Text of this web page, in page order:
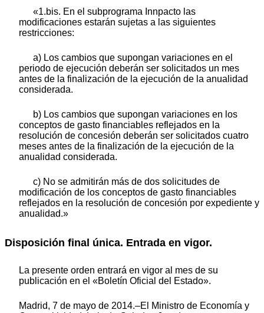
«1.bis. En el subprograma Innpacto las
modificaciones estarán sujetas a las siguientes
restricciones:
a) Los cambios que supongan variaciones en el
periodo de ejecución deberán ser solicitados un mes
antes de la finalización de la ejecución de la anualidad
considerada.
b) Los cambios que supongan variaciones en los
conceptos de gasto financiables reflejados en la
resolución de concesión deberán ser solicitados cuatro
meses antes de la finalización de la ejecución de la
anualidad considerada.
c) No se admitirán más de dos solicitudes de
modificación de los conceptos de gasto financiables
reflejados en la resolución de concesión por expediente y
anualidad.»
Disposición final única. Entrada en vigor.
La presente orden entrará en vigor al mes de su
publicación en el «Boletín Oficial del Estado».
Madrid, 7 de mayo de 2014.–El Ministro de Economía y